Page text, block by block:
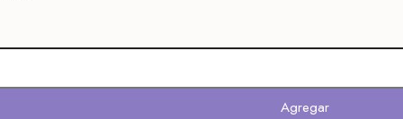
Agregar